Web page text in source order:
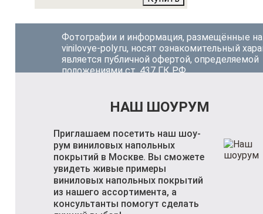
Фотографии и информация, размещённые на
vinilovye-poly.ru, носят ознакомительный
является публичной офертой, определяемой
положениями ст. 437 ГК РФ.
НАШ ШОУРУМ
Приглашаем посетить наш шоу-
рум виниловых напольных
покрытий в Москве. Вы сможете
увидеть живые примеры
виниловых напольных покрытий
из нашего ассортимента, а
консультанты помогут сделать